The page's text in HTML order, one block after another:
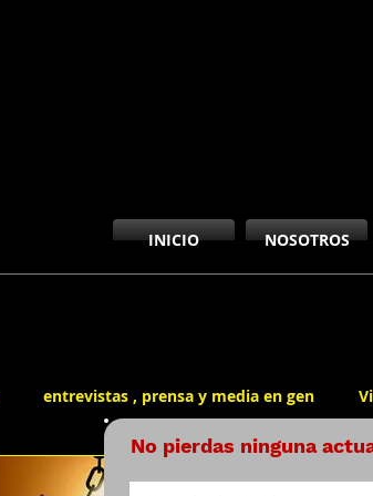
INICIO NOSOTROS
entrevistas , prensa y media en gen
No pierdas ninguna